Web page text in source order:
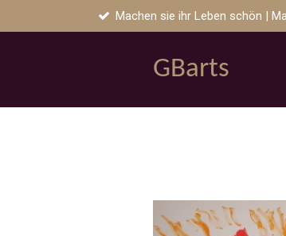
Machen sie ihr Leben schön |
GBarts